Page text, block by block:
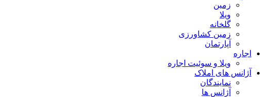
زمین
ویلا
گلخانه
زمین کشاورزی
آپارتمان
اجاره
ویلا و سوئیت اجاره
آژانس های املاک
نمایندگان
آژانس ها